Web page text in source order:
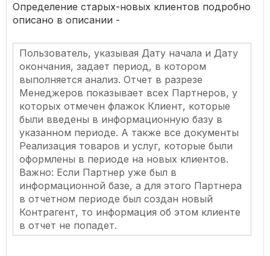
Определение старых-новых клиентов подробно
описано в описании -
Пользователь, указывая Дату начала и Дату
окончания, задает период, в котором
выполняется анализ. Отчет в разрезе
Менеджеров показывает всех Партнеров, у
которых отмечен флажок Клиент, которые
были введены в информационную базу в
указанном периоде. А также все документы
Реализация товаров и услуг, которые были
оформлены в периоде на новых клиентов.
Важно: Если Партнер уже был в
информационной базе, а для этого Партнера
в отчетном периоде был создан новый
Контрагент, то информация об этом клиенте
в отчет не попадет.